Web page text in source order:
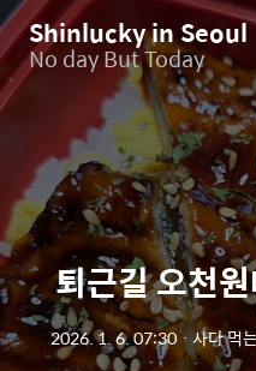
Shinlucky in Seoul
No day But Today
퇴근길 오천
2026. 1. 6. 07:30ㆍ사다 먹